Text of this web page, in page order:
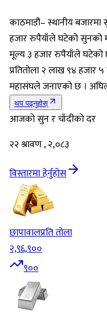
काठमाडौं– स्थानीय
हजार रुपैयाँले घटेको
मूल्य ३ हजार रुपैयाँले घटेको
प्रतितोला २ लाख ९४ हजार
महासंघले जनाएको छ ।
थप पढ्नुहोस्
आजको सुन र चाँदीको दर
२२ श्रावण , २,०८३
विस्तारमा हेर्नुहोस
छापावालप्रति तोला
२,९६,९००
९००